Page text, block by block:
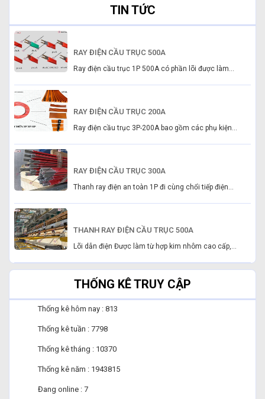
TIN TỨC
RAY ĐIỆN CẦU TRỤC 500A
Ray điện cầu trục 1P 500A có phần lõi được làm...
RAY ĐIỆN CẦU TRỤC 200A
Ray điện cầu trục 3P-200A bao gồm các phụ kiện...
RAY ĐIỆN CẦU TRỤC 300A
Thanh ray điện an toàn 1P đi cùng chổi tiếp điện...
THANH RAY ĐIỆN CẦU TRỤC 500A
Lõi dẫn điện Được làm từ hợp kim nhôm cao cấp,...
THỐNG KÊ TRUY CẬP
Thống kê hôm nay : 813
Thống kê tuần : 7798
Thống kê tháng : 10370
Thống kê năm : 1943815
Đang online : 7